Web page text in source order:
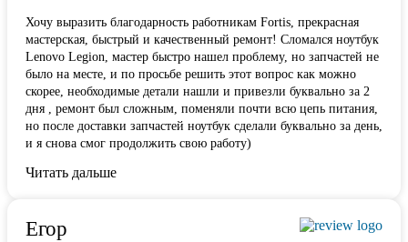
Хочу выразить благодарность работникам Fortis, прекрасная
мастерская, быстрый и качественный ремонт! Сломался ноутбук
Lenovo Legion, мастер быстро нашел проблему, но запчастей не
было на месте, и по просьбе решить этот вопрос как можно
скорее, необходимые детали нашли и привезли буквально за 2
дня , ремонт был сложным, поменяли почти всю цепь питания,
но после доставки запчастей ноутбук сделали буквально за день,
и я снова смог продолжить свою работу)
Читать дальше
Егор